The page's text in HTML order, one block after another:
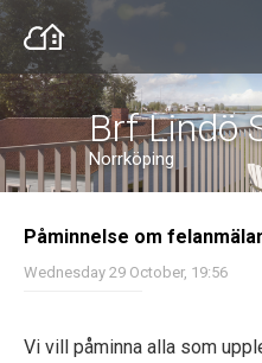
Brf Lindö
Norrköping
​Påminnelse om
Wednesday 29 October, 19:56
Vi vill påminna alla som